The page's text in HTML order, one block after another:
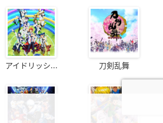
アイドリッシ... 刀剣乱舞